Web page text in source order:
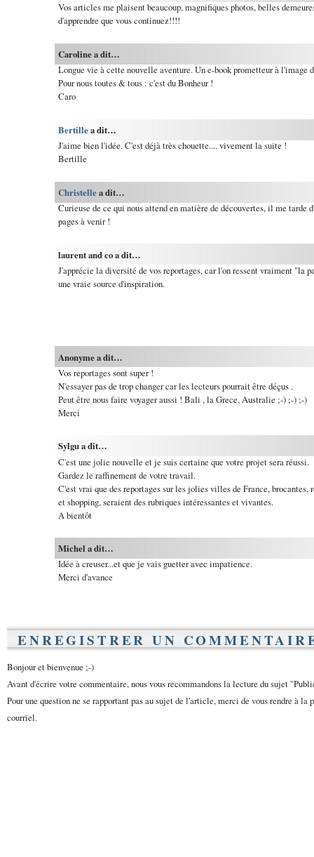
Vos articles me plaisent beaucoup, magnifiques photos, belles
d'apprendre que vous continuez!!!!
Caroline a dit…
Longue vie à cette nouvelle aventure. Un e-book prometteur à l'image
Pour nous toutes & tous : c'est du Bonheur !
Caro
Bertillea dit…
J'aime bien l'idée. C'est déjà très chouette.... vivement la suite !
Bertille
Christellea dit…
Curieuse de ce qui nous attend en matière de découvertes, il me tarde
pages à venir !
laurent and co a dit…
J'apprécie la diversité de vos reportages, car l'on ressent vraiment "la
une vraie source d'inspiration.
Anonyme a dit…
Vos reportages sont super !
N'essayer pas de trop changer car les lecteurs pourrait être déçus .
Peut être nous faire voyager aussi ! Bali , la Grece, Australie ;-) ;-) ;-)
Merci
Sylgu a dit…
C'est une jolie nouvelle et je suis certaine que votre projet sera réussi.
Gardez le raffinement de votre travail.
C'est vrai que des reportages sur les jolies villes de France,
et shopping, seraient des rubriques intéressantes et vivantes.
A bientôt
Michel a dit…
Idée à creuser...et que je vais guetter avec impatience.
Merci d'avance
ENREGISTRER UN
Bonjour et bienvenue ;-)
Avant d'écrire votre commentaire, nous vous recommandons la lecture du sujet
Pour une question ne se rapportant pas au sujet de l'article, merci de vous rendre à la
courriel.